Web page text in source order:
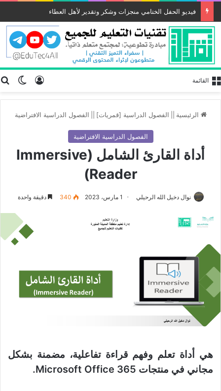
فيديو الحفل الختامي منجزات وشكر وتقدير لأهل العطاء
تسجيل القائمة
الرئيسية الفصول الدراسية [قمريات] الفصول الدراسية الافتراضية
الفصول الدراسية الافتراضية
أداة القارئ الشامل (Immersive
Reader)
نوال دخيل الله الرحيلي 1 مارس، 2023 340 دقيقة واحدة
هي أداة تعلم وفهم قراءة تفاعلية، مضمنة بشكل
مجاني في منتجات Microsoft Office 365.